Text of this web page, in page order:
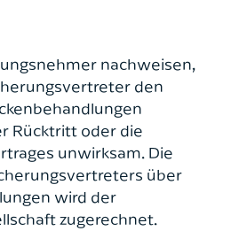
nachweisen,
den
Rücktritt oder die
unwirksam. Die
über
wird der
zugerechnet.